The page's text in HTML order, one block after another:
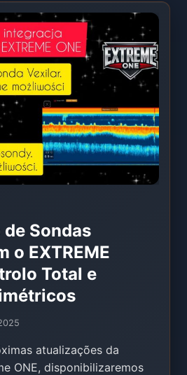
Sondas
o EXTREME
Total e
atualizações da
ONE, disponibilizaremos